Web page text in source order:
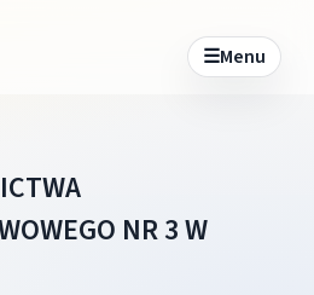
☰Menu
NR 3 W